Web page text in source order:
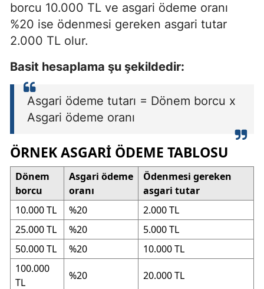
borcu 10.000 TL ve asgari ödeme oranı
%20 ise ödenmesi gereken asgari tutar
2.000 TL olur.
Basit hesaplama şu şekildedir:
Asgari ödeme tutarı = Dönem borcu x
Asgari ödeme oranı
ÖRNEK ASGARI ÖDEME TABLOSU
Dönem
borcu
Asgari ödeme
oranı
Ödenmesi gereken
asgari tutar
10.000 TL
%20
2.000 TL
25.000 TL
%20
5.000 TL
50.000 TL
%20
10.000 TL
100.000
TL
%20 20.000 TL